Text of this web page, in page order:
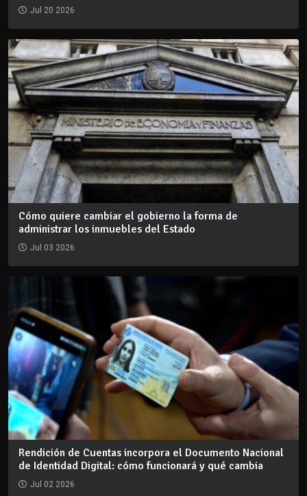
Jul 20 2026
Cómo quiere cambiar el gobierno la forma de
administrar los inmuebles del Estado
Jul 03 2026
Rendición de Cuentas incorpora el Documento Nacional
de Identidad Digital: cómo funcionará y qué cambia
Jul 02 2026